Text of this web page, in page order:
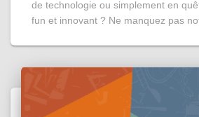
de technologie ou simplement en
fun et innovant ? Ne manquez pas